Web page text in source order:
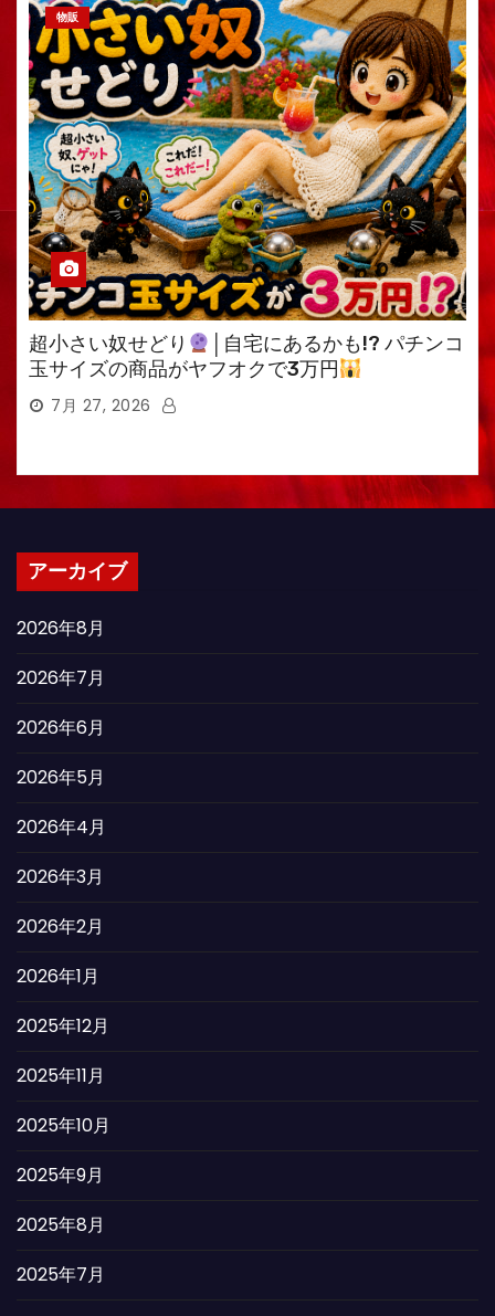
物販
超小さい奴せどり
│自宅にあるかも!? パチンコ
玉サイズの商品がヤフオクで3万円
7月 27, 2026
アーカイブ
2026年8月
2026年7月
2026年6月
2026年5月
2026年4月
2026年3月
2026年2月
2026年1月
2025年12月
2025年11月
2025年10月
2025年9月
2025年8月
2025年7月